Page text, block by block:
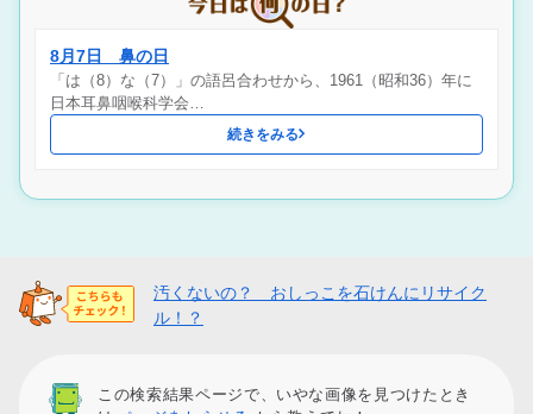
8月7日 鼻の日
「は（8）な（7）」の語呂合わせから、1961（昭和36）年に
日本耳鼻咽喉科学会…
続きをみる
汚くないの？ おしっこを石けんにリサイク
ル！？
この検索結果ページで、いやな画像を見つけたとき